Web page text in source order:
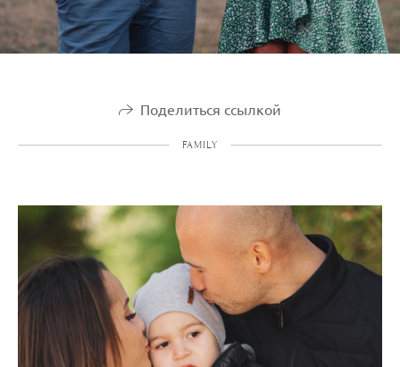
Поделиться ссылкой
FAMILY